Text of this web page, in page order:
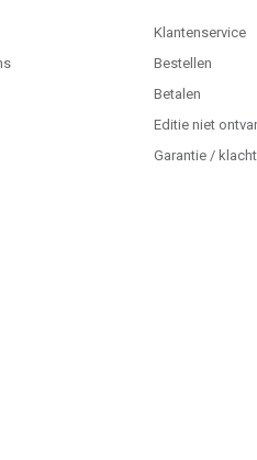
Klantenservice
Bestellen
Betalen
Editie niet
Garantie /